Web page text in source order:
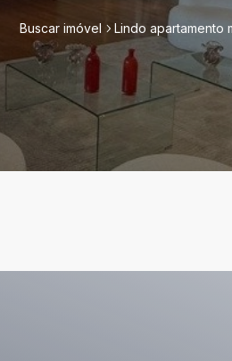
Buscar imóvel Lindo apartamento